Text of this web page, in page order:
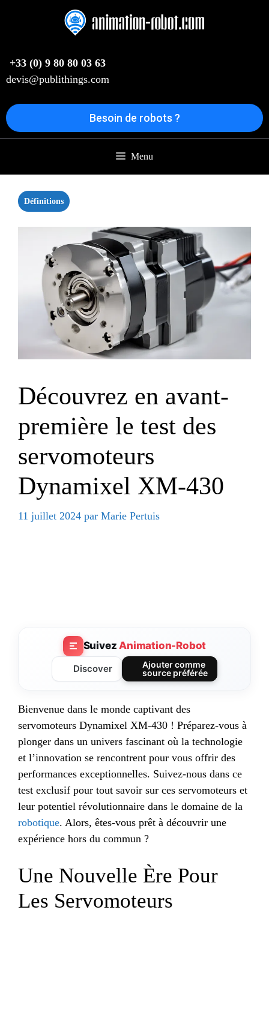
+33 (0) 9 80 80 03 63
devis@publithings.com
Besoin de robots ?
Menu
Définitions
Découvrez en avant-
première le test des
servomoteurs
Dynamixel XM-430
11 juillet 2024 par Marie Pertuis
SuivezAnimation-Robot
Discover
Ajouter comme
source préférée
Bienvenue dans le monde captivant des
servomoteurs Dynamixel XM-430 ! Préparez-vous à
plonger dans un univers fascinant où la technologie
et l’innovation se rencontrent pour vous offrir des
performances exceptionnelles. Suivez-nous dans ce
test exclusif pour tout savoir sur ces servomoteurs et
leur potentiel révolutionnaire dans le domaine de la
robotique. Alors, êtes-vous prêt à découvrir une
expérience hors du commun ?
Une Nouvelle Ère Pour
Les Servomoteurs